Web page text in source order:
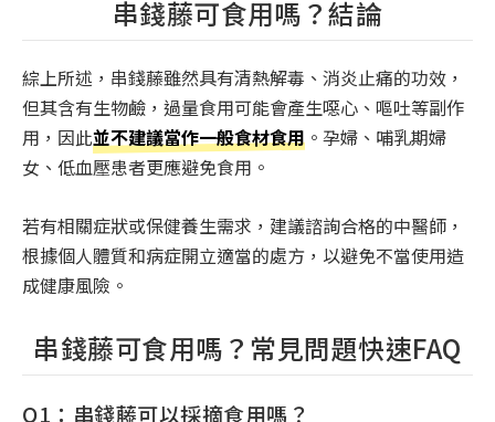
串錢藤可食用嗎？結論
綜上所述，串錢藤雖然具有清熱解毒、消炎止痛的功效，
但其含有生物鹼，過量食用可能會產生噁心、嘔吐等副作
用，因此並不建議當作一般食材食用 。孕婦、哺乳期婦
女、低血壓患者更應避免食用。
若有相關症狀或保健養生需求，建議諮詢合格的中醫師，
根據個人體質和病症開立適當的處方，以避免不當使用造
成健康風險。
串錢藤可食用嗎？常見問題快速FAQ
Q1：串錢藤可以採摘食用嗎？